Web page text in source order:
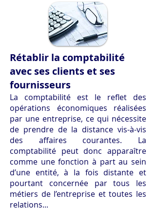
Rétablir la comptabilité
avec ses clients et ses
fournisseurs
La comptabilité est le reflet des
opérations économiques réalisées
par une entreprise, ce qui nécessite
de prendre de la distance vis-à-vis
des affaires courantes. La
comptabilité peut donc apparaître
comme une fonction à part au sein
d’une entité, à la fois distante et
pourtant concernée par tous les
métiers de l’entreprise et toutes les
relations...